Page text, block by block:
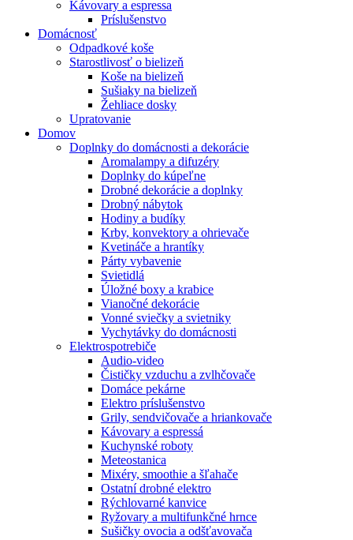
Kávovary a espressa
Príslušenstvo
Domácnosť
Odpadkové koše
Starostlivosť o bielizeň
Koše na bielizeň
Sušiaky na bielizeň
Žehliace dosky
Upratovanie
Domov
Doplnky do domácnosti a dekorácie
Aromalampy a difuzéry
Doplnky do kúpeľne
Drobné dekorácie a doplnky
Drobný nábytok
Hodiny a budíky
Krby, konvektory a ohrievače
Kvetináče a hrantíky
Párty vybavenie
Svietidlá
Úložné boxy a krabice
Vianočné dekorácie
Vonné sviečky a svietniky
Vychytávky do domácnosti
Elektrospotrebiče
Audio-video
Čističky vzduchu a zvlhčovače
Domáce pekárne
Elektro príslušenstvo
Grily, sendvičovače a hriankovače
Kávovary a espressá
Kuchynské roboty
Meteostanica
Mixéry, smoothie a šľahače
Ostatní drobné elektro
Rýchlovarné kanvice
Ryžovary a multifunkčné hrnce
Sušičky ovocia a odšťavovača